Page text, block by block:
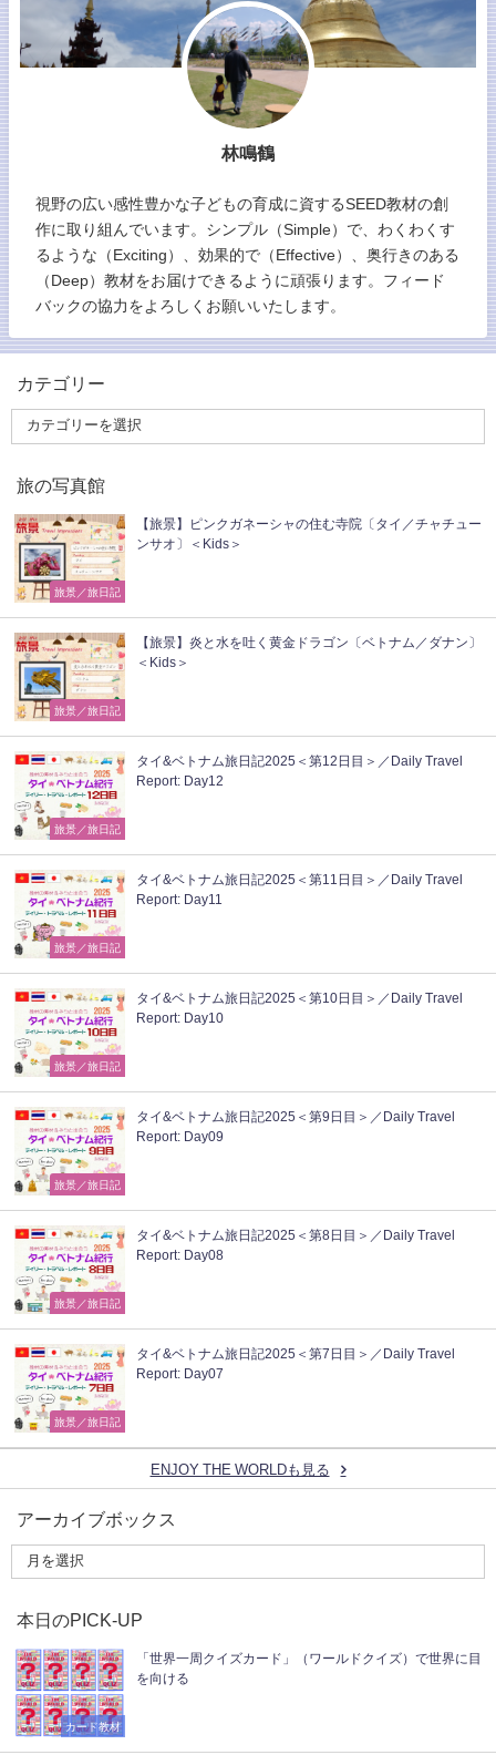
林鳴鶴
視野の広い感性豊かな子どもの育成に資するSEED教材の創
作に取り組んでいます。シンプル（Simple）で、わくわくす
るような（Exciting）、効果的で（Effective）、奥行きのある
（Deep）教材をお届けできるように頑張ります。フィード
バックの協力をよろしくお願いいたします。
カテゴリー
旅の写真館
旅景／旅日記
【旅景】ピンクガネーシャの住む寺院〔タイ／チャチュー
ンサオ〕＜Kids＞
旅景／旅日記
【旅景】炎と水を吐く黄金ドラゴン〔ベトナム／ダナン〕
＜Kids＞
旅景／旅日記
タイ&ベトナム旅日記2025＜第12日目＞／Daily Travel
Report: Day12
旅景／旅日記
タイ&ベトナム旅日記2025＜第11日目＞／Daily Travel
Report: Day11
旅景／旅日記
タイ&ベトナム旅日記2025＜第10日目＞／Daily Travel
Report: Day10
旅景／旅日記
タイ&ベトナム旅日記2025＜第9日目＞／Daily Travel
Report: Day09
旅景／旅日記
タイ&ベトナム旅日記2025＜第8日目＞／Daily Travel
Report: Day08
旅景／旅日記
タイ&ベトナム旅日記2025＜第7日目＞／Daily Travel
Report: Day07
ENJOY THE WORLDも見る
アーカイブボックス
本日のPICK-UP
カード教材
「世界一周クイズカード」（ワールドクイズ）で世界に目
を向ける